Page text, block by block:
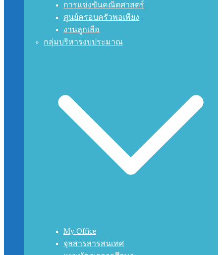
การแข่งขันคณิตศาสตร์
ศูนย์ครอบครัวพอเพียง
งานลูกเสือ
กลุ่มบริหารงบประมาณ
My Office
จุลสารสารสนเทศ